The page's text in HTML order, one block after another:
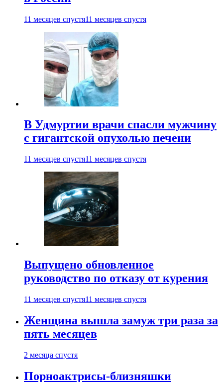
11 месяцев спустя11 месяцев спустя
В Удмуртии врачи спасли мужчину
с гигантской опухолью печени
11 месяцев спустя11 месяцев спустя
Выпущено обновленное
руководство по отказу от курения
11 месяцев спустя11 месяцев спустя
Женщина вышла замуж три раза за
пять месяцев
2 месяца спустя
Порноактрисы-близняшки